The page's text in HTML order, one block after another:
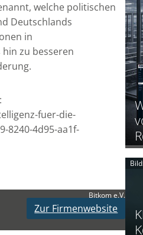
welche politischen
Deutschlands
in
zu besseren
fuer-die-
8240-4d95-aa1f-
Bitkom e.V.
Zur Firmenwebsite